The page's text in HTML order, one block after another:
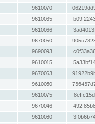
9610070
9610035
9610066
9670050
9690093
9610015
9670063
9610050
9610075
9670046
9610080